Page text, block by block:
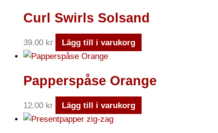
Curl Swirls Solsand
39.00 kr Lägg till i varukorg
Papperspåse Orange
12.00 kr Lägg till i varukorg